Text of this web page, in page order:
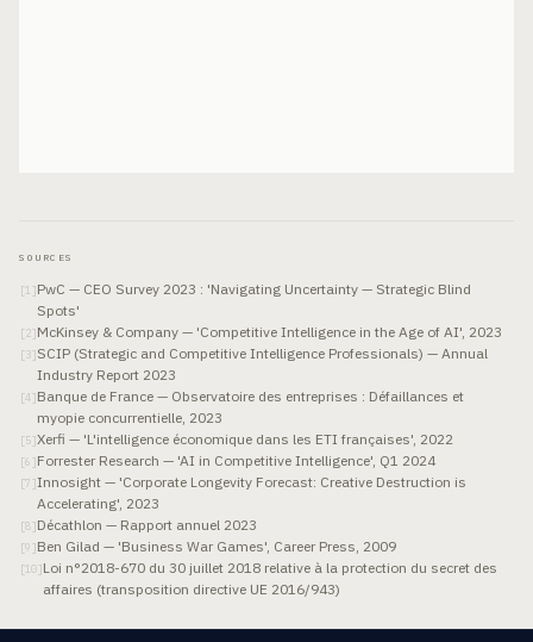
SOURCES
[1 ]PwC — CEO Survey 2023 : 'Navigating Uncertainty — Strategic Blind
Spots'
[2]McKinsey & Company — 'Competitive Intelligence in the Age of AI', 2023
[ 3]SCIP (Strategic and Competitive Intelligence Professionals) — Annual
Industry Report 2023
[4 ]Banque de France — Observatoire des entreprises : Défaillances et
myopie concurrentielle, 2023
[5]Xerfi — 'L'intelligence économique dans les ETI françaises', 2022
[6 ]Forrester Research — 'AI in Competitive Intelligence', Q1 2024
[7 ]Innosight — 'Corporate Longevity Forecast: Creative Destruction is
Accelerating', 2023
[8]Décathlon — Rapport annuel 2023
[9 ]Ben Gilad — 'Business War Games', Career Press, 2009
[10]Loi n°2018-670 du 30 juillet 2018 relative à la protection du secret des
affaires (transposition directive UE 2016/943)